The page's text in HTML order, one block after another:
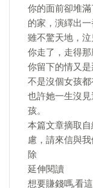
你的面前卻堆
的家，演繹出
雖不驚天地，泣
你走了，走得
你留下的情又
不是沒個女孩都
也許她一生沒
孩。
本篇文章摘取
慮，請來信與
除
延伸閱讀
想要賺錢嗎,看